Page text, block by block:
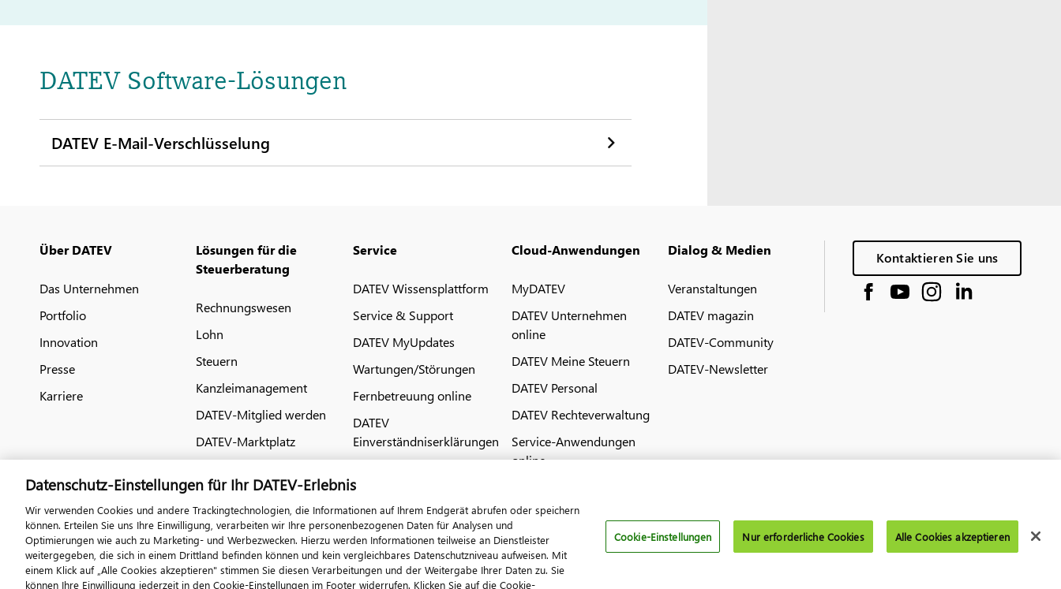
DATEV Software-Lösungen
DATEV E-Mail-Verschlüsselung
Über DATEV
Das Unternehmen
Portfolio
Innovation
Presse
Karriere
Lösungen für die
Steuerberatung
Rechnungswesen
Lohn
Steuern
Kanzleimanagement
DATEV-Mitglied werden
DATEV-Marktplatz
Service
DATEV Wissensplattform
Service & Support
DATEV MyUpdates
Wartungen/Störungen
Fernbetreuung online
DATEV
Einverständniserklärungen
Cloud-Anwendungen
MyDATEV
DATEV Unternehmen
online
DATEV Meine Steuern
DATEV Personal
DATEV Rechteverwaltung
Service-Anwendungen
online
Dialog & Medien
Veranstaltungen
DATEV magazin
DATEV-Community
DATEV-Newsletter
Kontaktieren Sie uns
© 2026 DATEV eG ImpressumDatenschutzAGBKontaktCookie-Einstellungen
Datenschutz-Einstellungen für Ihr DATEV-Erlebnis
Wir verwenden Cookies und andere Trackingtechnologien, die Informationen auf Ihrem Endgerät abrufen oder speichern
können. Erteilen Sie uns Ihre Einwilligung, verarbeiten wir Ihre personenbezogenen Daten für Analysen und
Optimierungen wie auch zu Marketing- und Werbezwecken. Hierzu werden Informationen teilweise an Dienstleister
weitergegeben, die sich in einem Drittland befinden können und kein vergleichbares Datenschutzniveau aufweisen. Mit
einem Klick auf „Alle Cookies akzeptieren" stimmen Sie diesen Verarbeitungen und der Weitergabe Ihrer Daten zu. Sie
können Ihre Einwilligung jederzeit in den Cookie-Einstellungen im Footer widerrufen. Klicken Sie auf die Cookie-
Cookie-Einstellungen Nur erforderliche Cookies Alle Cookies akzeptieren